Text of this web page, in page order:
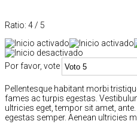
Ratio: 4 / 5
Por favor, vote
Pellentesque habitant morbi
fames ac turpis egestas.
ultricies eget, tempor sit amet,
egestas semper. Aenean ultricies